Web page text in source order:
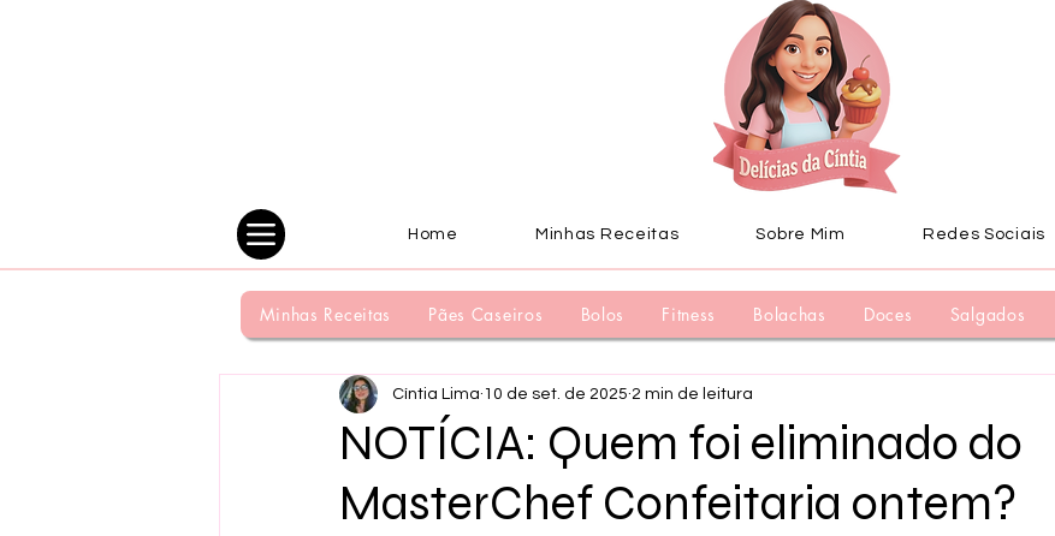
Home Minhas Receitas Sobre Mim Redes Sociais
Minhas Receitas Pães Caseiros Bolos Fitness Bolachas Doces Salgados
NOTÍCIA: Quem foi eliminado do
MasterChef Confeitaria ontem?
Cíntia Lima 10 de set. de 2025 2 min de leitura